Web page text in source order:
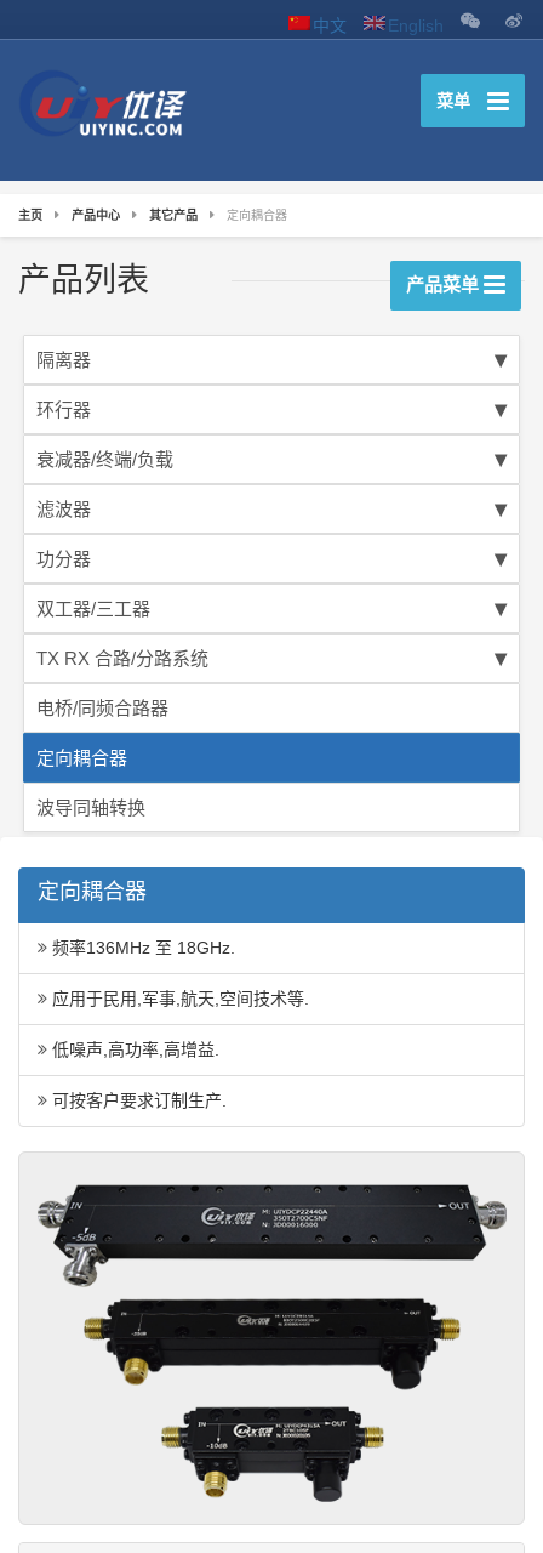
中文 English
菜单
主页 产品中心 其它产品 定向耦合器
产品列表 产品菜单
隔离器
环行器
衰减器/终端/负载
滤波器
功分器
双工器/三工器
TX RX 合路/分路系统
电桥/同频合路器
定向耦合器
波导同轴转换
定向耦合器
频率136MHz 至 18GHz.
应用于民用,军事,航天,空间技术等.
低噪声,高功率,高增益.
可按客户要求订制生产.